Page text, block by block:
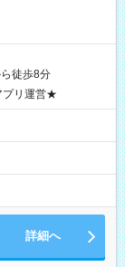
徒歩8分
プリ運営★
詳細へ